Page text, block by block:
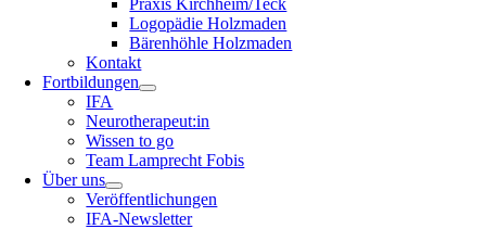
Praxis Kirchheim/Teck
Logopädie Holzmaden
Bärenhöhle Holzmaden
Kontakt
Fortbildungen
IFA
Neurotherapeut:in
Wissen to go
Team Lamprecht Fobis
Über uns
Veröffentlichungen
IFA-Newsletter